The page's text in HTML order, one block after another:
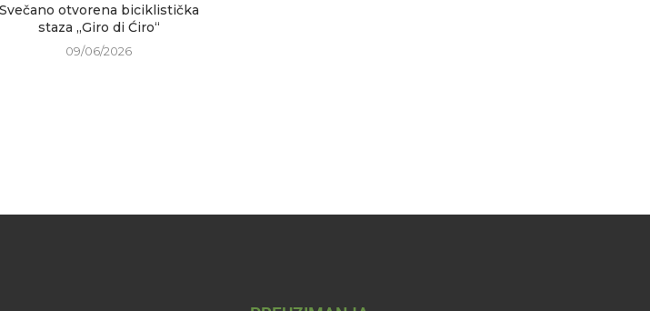
Svečano otvorena biciklistička
staza „Giro di Ćiro“
09/06/2026